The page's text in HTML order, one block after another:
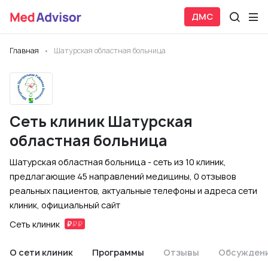
ДМС
Главная Шатурская областная больница
Сеть клиник Шатурская
областная больница
Шатурская областная больница - сеть из 10 клиник,
предлагающие 45 направлений медицины, 0 отзывов
реальных пациентов, актуальные телефоны и адреса сети
клиник, официальный сайт
Сеть клиник
О сети клиник Программы Отзывы